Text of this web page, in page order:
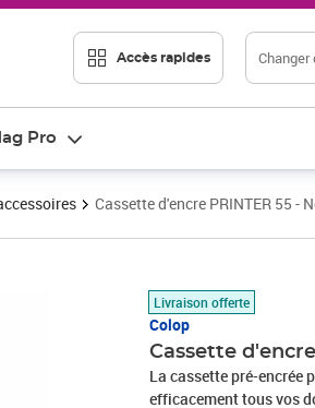
Accès rapides Changer
Pro
Cassette d'encre PRINTER 55 -
Livraison offerte
Colop
Cassette
La cassette pré-encrée
efficacement tous vos
Prix 12,13€